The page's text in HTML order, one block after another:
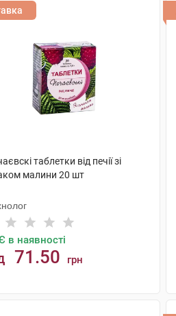
таблетки від печії зі
малини 20 шт
в наявності
71.50 грн